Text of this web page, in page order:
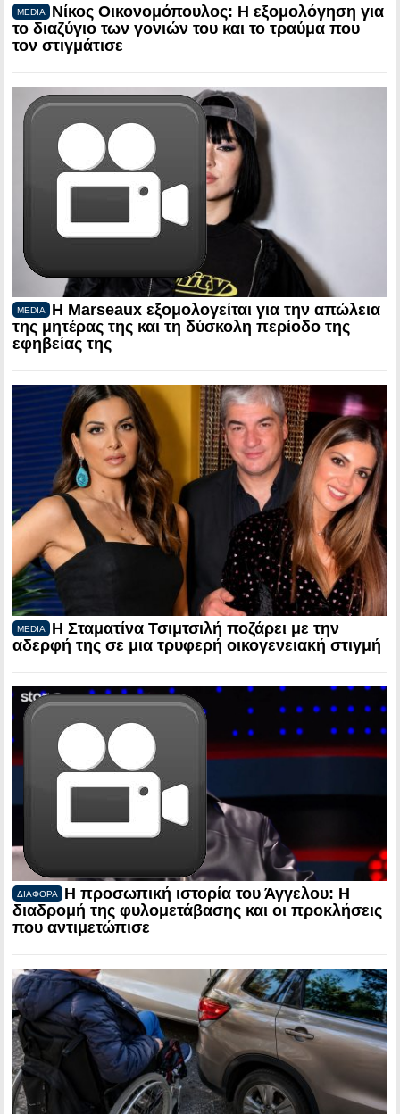
MEDIA
Νίκος Οικονομόπουλος: Η εξομολόγηση για
το διαζύγιο των γονιών του και το τραύμα που
τον στιγμάτισε
MEDIA
Η Marseaux εξομολογείται για την απώλεια
της μητέρας της και τη δύσκολη περίοδο της
εφηβείας της
MEDIA
Η Σταματίνα Τσιμτσιλή ποζάρει με την
αδερφή της σε μια τρυφερή οικογενειακή στιγμή
ΔΙΑΦΟΡΑ
Η προσωπική ιστορία του Άγγελου: Η
διαδρομή της φυλομετάβασης και οι προκλήσεις
που αντιμετώπισε